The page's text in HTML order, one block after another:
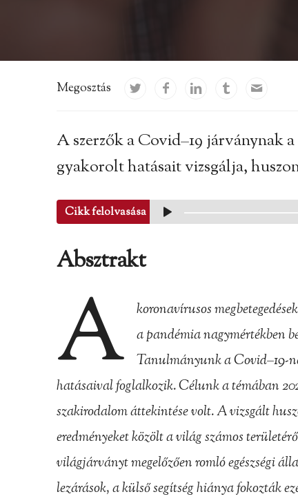
Megosztás
A szerzők a Covid–19 járványnak
gyakorolt hatásait vizsgálja,
Cikk felolvasása
Absztrakt
A
koronavírusos
a pandémia nagymértékben
Tanulmányunk a Covid–19-
hatásaival foglalkozik. Célunk a témában
szakirodalom áttekintése volt. A vizsgált
eredményeket közölt a világ számos
világjárványt megelőzően romló egészségi
lezárások, a külső segítség hiánya fokozták